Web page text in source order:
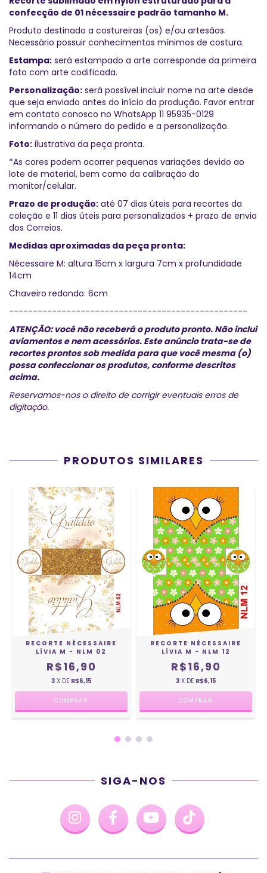
confecção de 01 nécessaire padrão tamanho M.
Produto destinado a costureiras (os) e/ou artesãos.
Necessário possuir conhecimentos mínimos de costura.
Estampa: será estampado a arte corresponde da primeira
foto com arte codificada.
Personalização: será possível incluir nome na arte desde
que seja enviado antes do início da produção. Favor entrar
em contato conosco no WhatsApp 11 95935-0129
informando o número do pedido e a personalização.
Foto: ilustrativa da peça pronta.
*As cores podem ocorrer pequenas variações devido ao
lote de material, bem como da calibração do
monitor/celular.
Prazo de produção: até 07 dias úteis para recortes da
coleção e 11 dias úteis para personalizados + prazo de envio
dos Correios.
Medidas aproximadas da peça pronta:
Nécessaire M: altura 15cm x largura 7cm x profundidade
14cm
Chaveiro redondo: 6cm
--------------------------------------------------
ATENÇÃO: você não receberá o produto pronto. Não inclui
aviamentos e nem acessórios. Este anúncio trata-se de
recortes prontos sob medida para que você mesma (o)
possa confeccionar os produtos, conforme descritos
acima.
Reservamos-nos o direito de corrigir eventuais erros de
digitação.
PRODUTOS SIMILARES
RECORTE NÉCESSAIRE
LÍVIA M - NLM 02
R$16,90
3 X DE R$6,15
RECORTE NÉCESSAIRE
LÍVIA M - NLM 12
R$16,90
3 X DE R$6,15
SIGA-NOS